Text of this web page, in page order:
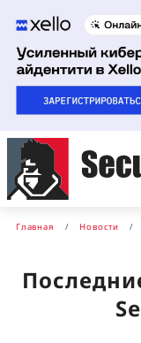
Главная Новости